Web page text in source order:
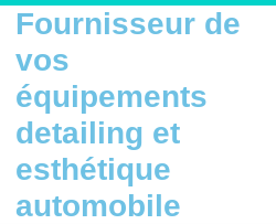
Fournisseur de
vos
équipements
detailing et
esthétique
automobile